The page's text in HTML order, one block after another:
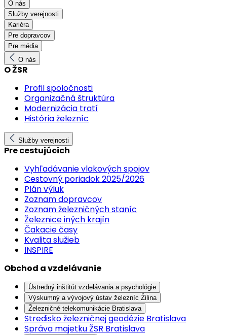
O nás
Služby verejnosti
Kariéra
Pre dopravcov
Pre média
O nás
O ŽSR
Profil spoločnosti
Organizačná štruktúra
Modernizácia tratí
História železníc
Služby verejnosti
Pre cestujúcich
Vyhľadávanie vlakových spojov
Cestovný poriadok 2025/2026
Plán výluk
Zoznam dopravcov
Zoznam železničných staníc
Železnice iných krajín
Čakacie časy
Kvalita služieb
INSPIRE
Obchod a vzdelávanie
Ústredný inštitút vzdelávania a psychológie
Výskumný a vývojový ústav železníc Žilina
Železničné telekomunikácie Bratislava
Stredisko železničnej geodézie Bratislava
Správa majetku ŽSR Bratislava